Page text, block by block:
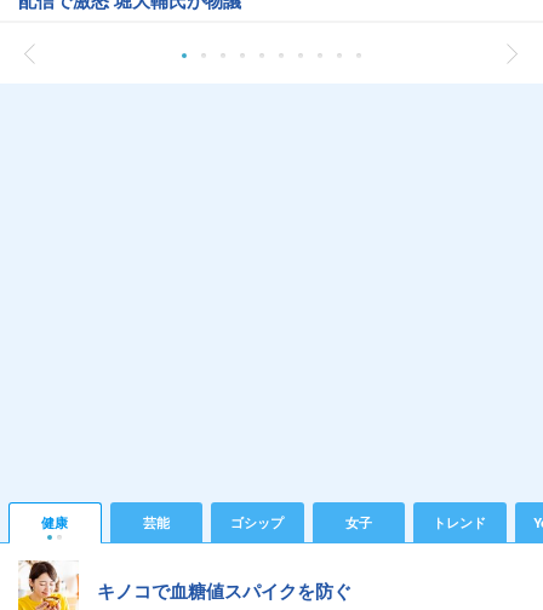
健康 芸能 ゴシップ 女子 トレンド
キノコで血糖値スパイクを防ぐ